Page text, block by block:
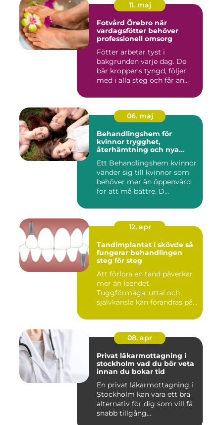
11. maj
Fotvård Örebro när
vardagsfötter behöver
professionell omsorg
Fötter arbetar tyst i
bakgrunden varje dag. De
bär kroppens tyngd, följer
med i alla steg och får än...
06. maj
Behandlingshem för
kvinnor trygghet,
återhämtning och nya
Ett Behandlingshem kvinnor
vänder sig till kvinnor som
behöver mer än öppenvård
för att må bättre. D...
12. apr
Tandimplantat i skövde så
fungerar behandlingen
steg för steg
Att förlora en tand påverkar
mer än leendet.
Tuggförmåga, uttal och
självkänsla kan förändras på
08. apr
Privat läkarmottagning i
stockholm vad du bör veta
innan du bokar tid
En privat läkarmottagning i
Stockholm kan vara ett bra
alternativ för dig som vill få
snabb tillgång...